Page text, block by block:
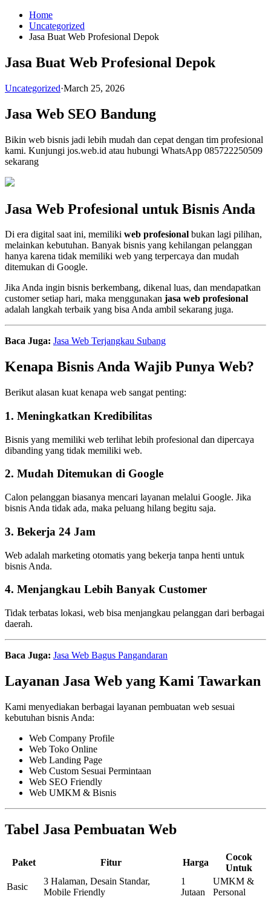
Skip
content
Home
Uncategorized
Jasa Buat Web Profesional Depok
Jasa Buat Web Profesional Depok
Uncategorized·March 25, 2026
Jasa Web SEO Bandung
Bikin web bisnis jadi lebih mudah dan cepat dengan tim profesional
kami. Kunjungi jos.web.id atau hubungi WhatsApp 085722250509
sekarang
Jasa Web Profesional untuk Bisnis Anda
Di era digital saat ini, memiliki web profesional bukan lagi pilihan,
melainkan kebutuhan. Banyak bisnis yang kehilangan pelanggan
hanya karena tidak memiliki web yang terpercaya dan mudah
ditemukan di Google.
Jika Anda ingin bisnis berkembang, dikenal luas, dan mendapatkan
customer setiap hari, maka menggunakan jasa web profesional
adalah langkah terbaik yang bisa Anda ambil sekarang juga.
Baca Juga: Jasa Web Terjangkau Subang
Kenapa Bisnis Anda Wajib Punya Web?
Berikut alasan kuat kenapa web sangat penting:
1. Meningkatkan Kredibilitas
Bisnis yang memiliki web terlihat lebih profesional dan dipercaya
dibanding yang tidak memiliki web.
2. Mudah Ditemukan di Google
Calon pelanggan biasanya mencari layanan melalui Google. Jika
bisnis Anda tidak ada, maka peluang hilang begitu saja.
3. Bekerja 24 Jam
Web adalah marketing otomatis yang bekerja tanpa henti untuk
bisnis Anda.
4. Menjangkau Lebih Banyak Customer
Tidak terbatas lokasi, web bisa menjangkau pelanggan dari berbagai
daerah.
Baca Juga: Jasa Web Bagus Pangandaran
Layanan Jasa Web yang Kami Tawarkan
Kami menyediakan berbagai layanan pembuatan web sesuai
kebutuhan bisnis Anda:
Web Company Profile
Web Toko Online
Web Landing Page
Web Custom Sesuai Permintaan
Web SEO Friendly
Web UMKM & Bisnis
Tabel Jasa Pembuatan Web
Paket Fitur Harga
Cocok
Untuk
Basic
3 Halaman, Desain Standar,
Mobile Friendly
1
Jutaan
UMKM &
Personal